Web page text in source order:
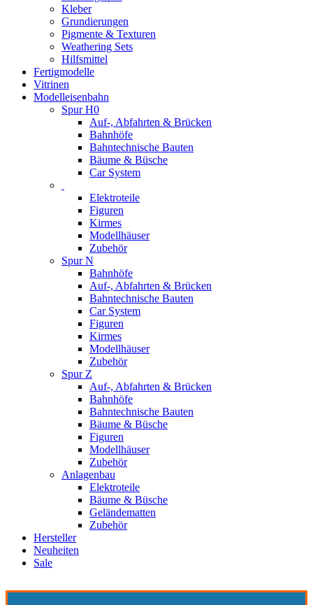
Kleber
Grundierungen
Pigmente & Texturen
Weathering Sets
Hilfsmittel
Fertigmodelle
Vitrinen
Modelleisenbahn
Spur H0
Auf-, Abfahrten & Brücken
Bahnhöfe
Bahntechnische Bauten
Bäume & Büsche
Car System
Elektroteile
Figuren
Kirmes
Modellhäuser
Zubehör
Spur N
Bahnhöfe
Auf-, Abfahrten & Brücken
Bahntechnische Bauten
Car System
Figuren
Kirmes
Modellhäuser
Zubehör
Spur Z
Auf-, Abfahrten & Brücken
Bahnhöfe
Bahntechnische Bauten
Bäume & Büsche
Figuren
Modellhäuser
Zubehör
Anlagenbau
Elektroteile
Bäume & Büsche
Geländematten
Zubehör
Hersteller
Neuheiten
Sale